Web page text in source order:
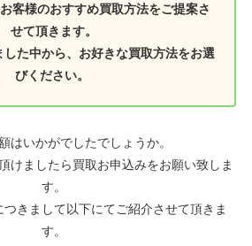
客様のおすすめ買取方法をご提案さ
せて頂きます。
た中から、お好きな買取方法をお選
びください。
はいかがでしたでしょうか。
けましたら買取お申込みをお願い致しま
す。
きまして以下にてご紹介させて頂きま
す。